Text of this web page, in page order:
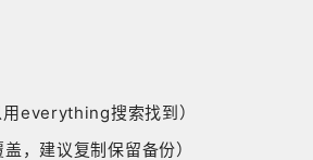
everything搜索找到）
，建议复制保留备份）